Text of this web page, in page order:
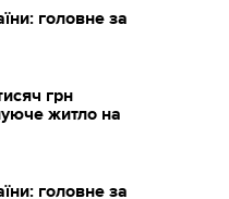
головне за
грн
житло на
головне за